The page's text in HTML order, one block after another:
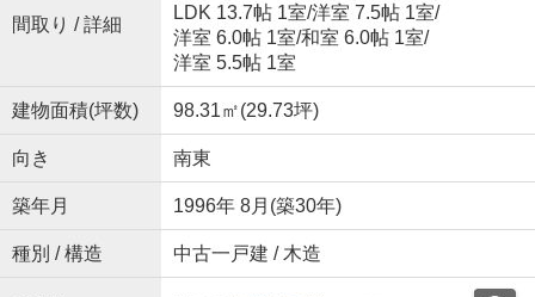
間取り / 詳細
LDK 13.7帖 1室/洋室 7.5帖 1室/
洋室 6.0帖 1室/和室 6.0帖 1室/
洋室 5.5帖 1室
建物面積(坪数) 98.31㎡(29.73坪)
向き 南東
築年月 1996年 8月(築30年)
種別 / 構造 中古一戸建 / 木造